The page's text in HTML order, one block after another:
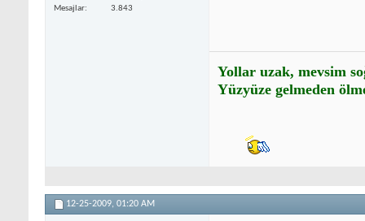
Mesajlar
3.843
Yollar uzak, mevsim
Yüzyüze gelmeden
12-25-2009, 01:20 AM